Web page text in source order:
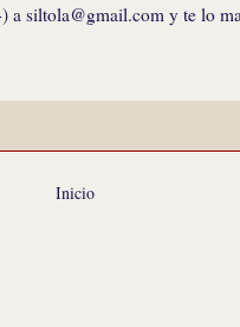
a siltola@gmail.com y te lo
Inicio